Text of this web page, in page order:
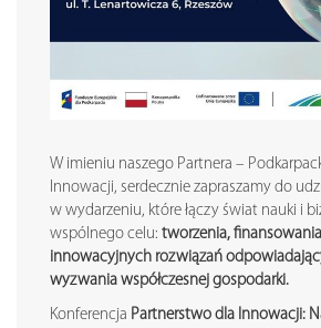
W imieniu naszego Partnera –
Innowacji, serdecznie zapraszamy do
w wydarzeniu, które łączy świat nauki i
wspólnego celu: tworzenia,
innowacyjnych rozwiązań
wyzwania współczesnej gospodarki.
Konferencja Partnerstwo dla Innowacji: